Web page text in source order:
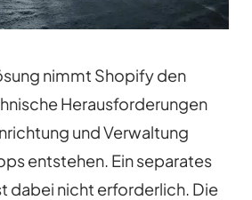
nimmt Shopify den
Herausforderungen
und Verwaltung
entstehen. Ein separates
dabei nicht erforderlich. Die